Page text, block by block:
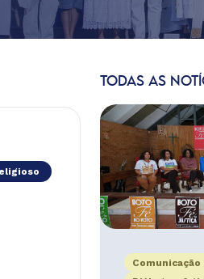
TODAS AS